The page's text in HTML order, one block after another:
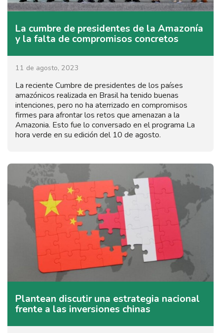
La cumbre de presidentes de la Amazonía
y la falta de compromisos concretos
11 de agosto, 2023
La reciente Cumbre de presidentes de los países
amazónicos realizada en Brasil ha tenido buenas
intenciones, pero no ha aterrizado en compromisos
firmes para afrontar los retos que amenazan a la
Amazonia. Esto fue lo conversado en el programa La
hora verde en su edición del 10 de agosto.
Plantean discutir una estrategia nacional
frente a las inversiones chinas